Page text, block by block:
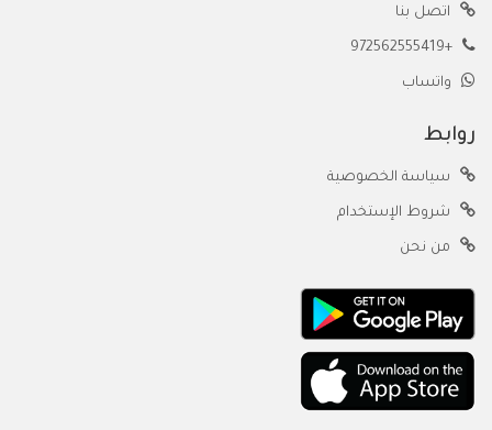
اتصل بنا
+972562555419
واتساب
روابط
سياسة الخصوصية
شروط الإستخدام
من نحن